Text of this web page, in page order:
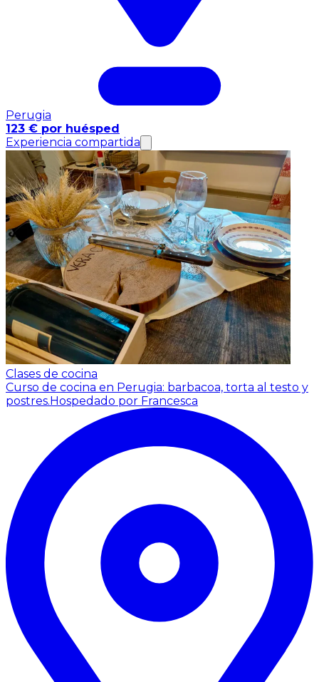
Perugia
123 € por huésped
Experiencia compartida
Clases de cocina
Curso de cocina en Perugia: barbacoa, torta al testo y
postres.Hospedado por Francesca